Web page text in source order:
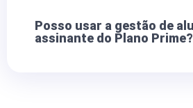
Posso usar a gestão de
assinante do Plano Prime?